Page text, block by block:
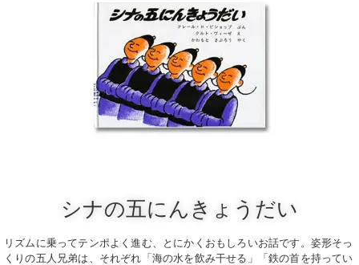
シナの五にんきょうだい
リズムに乗ってテンポよく進む、とにかくおもしろいお話です。姿形そっ
くりの五人兄弟は、それぞれ「海の水を飲み干せる」「鉄の首を持ってい